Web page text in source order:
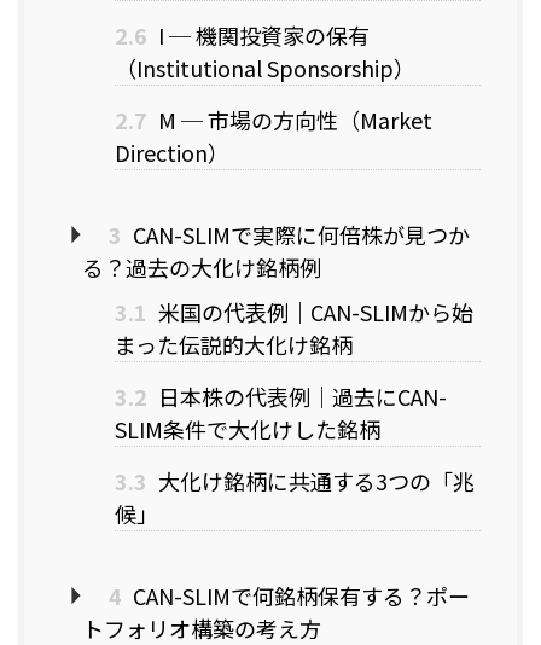
2.6 I ─ 機関投資家の保有
（Institutional Sponsorship）
2.7 M ─ 市場の方向性（Market
Direction）
3 CAN-SLIMで実際に何倍株が見つか
る？過去の大化け銘柄例
3.1 米国の代表例｜CAN-SLIMから始
まった伝説的大化け銘柄
3.2 日本株の代表例｜過去にCAN-
SLIM条件で大化けした銘柄
3.3 大化け銘柄に共通する3つの「兆
候」
4 CAN-SLIMで何銘柄保有する？ポー
トフォリオ構築の考え方